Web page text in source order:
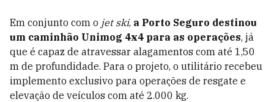
Em conjunto com o jet ski, a Porto Seguro destinou
um caminhão Unimog 4x4 para as operações, já
que é capaz de atravessar alagamentos com até 1,50
m de profundidade. Para o projeto, o utilitário recebeu
implemento exclusivo para operações de resgate e
elevação de veículos com até 2.000 kg.